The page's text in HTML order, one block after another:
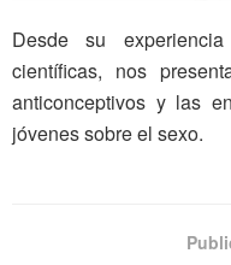
Desde su
científicas, nos
anticonceptivos y las
jóvenes sobre el sexo.